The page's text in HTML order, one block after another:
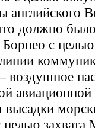
должно
с
воздушное
высадки
захвата